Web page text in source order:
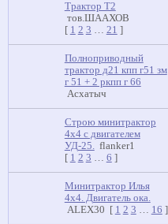
Трактор Т2
тов.ШААХОВ
[ 1 2 3 … 21 ]
Полноприводный
трактор д21 кпп г51 зм
г 51 + 2 ркпп г 66
Асхатыч
Строю минитрактор
4х4 с двигателем
УД-25. flanker1
[ 1 2 3 … 6 ]
Минитрактор Илья
4х4. Двигатель ока.
ALEX30
[ 1 2 3 … 16 ]